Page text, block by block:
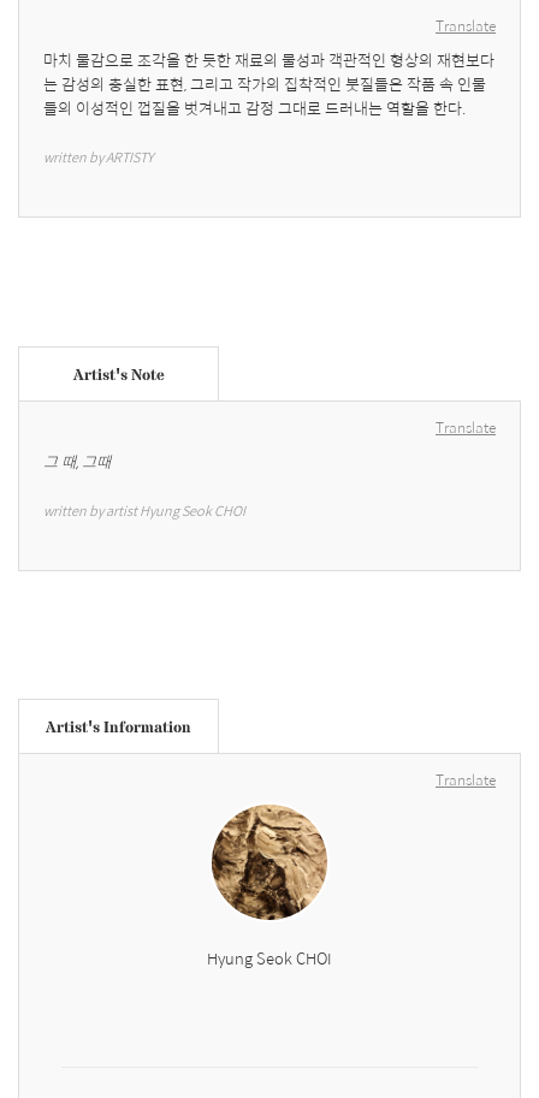
Translate
마치 물감으로 조각을 한 듯한 재료의 물성과 객관적인 형상의 재현보다
는 감성의 충실한 표현, 그리고 작가의 집착적인 붓질들은 작품 속 인물
들의 이성적인 껍질을 벗겨내고 감정 그대로 드러내는 역할을 한다.
written by ARTISTY
Artist's Note
Translate
그 때, 그때
written by artist Hyung Seok CHOI
Artist's Information
Translate
Hyung Seok CHOI